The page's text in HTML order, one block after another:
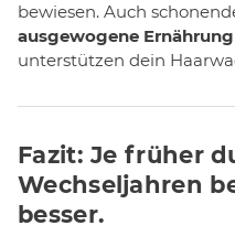
bewiesen. Auch
ausgewogene Ernährung
unterstützen dein
Fazit: Je früher
Wechseljahren
besser.